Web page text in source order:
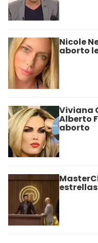
Nicole
aborto
Viviana
Alberto
aborto